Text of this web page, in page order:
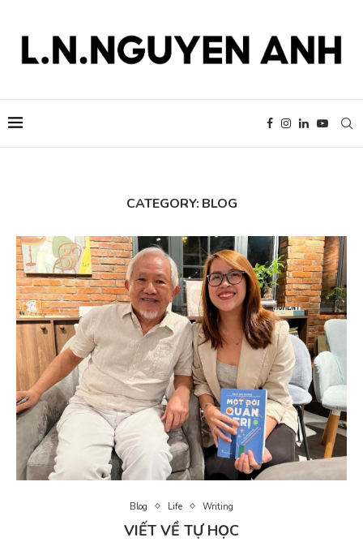
CATEGORY: BLOG
Blog Life Writing
VIẾT VỀ TỰ HỌC